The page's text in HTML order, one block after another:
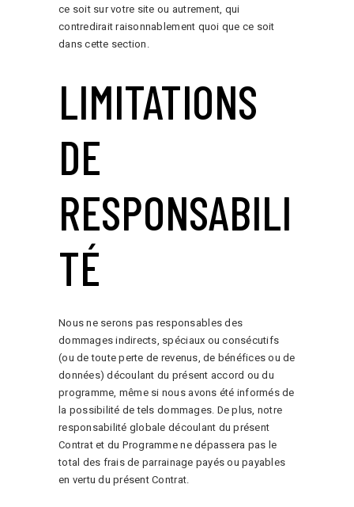
ce soit sur votre site ou autrement, qui
contredirait raisonnablement quoi que ce soit
dans cette section.
LIMITATIONS
DE
RESPONSABILI
TÉ
Nous ne serons pas responsables des
dommages indirects, spéciaux ou consécutifs
(ou de toute perte de revenus, de bénéfices ou de
données) découlant du présent accord ou du
programme, même si nous avons été informés de
la possibilité de tels dommages. De plus, notre
responsabilité globale découlant du présent
Contrat et du Programme ne dépassera pas le
total des frais de parrainage payés ou payables
en vertu du présent Contrat.